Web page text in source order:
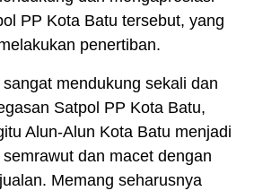
PP Kota Batu tersebut, yang
penertiban.
sangat mendukung sekali dan
Satpol PP Kota Batu,
Alun-Alun Kota Batu menjadi
dan macet dengan
Memang seharusnya